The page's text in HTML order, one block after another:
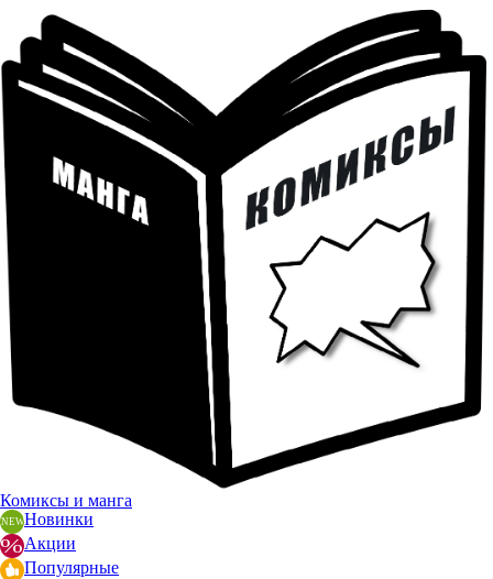
Комиксы и манга
Новинки
Акции
Популярные